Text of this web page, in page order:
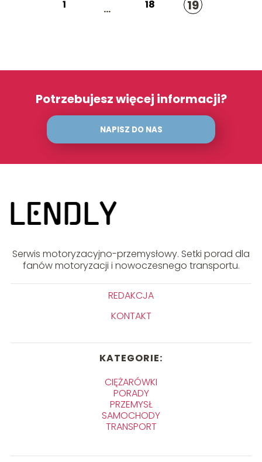
1 ... 18 19
Potrzebujesz więcej informacji?
NAPISZ DO NAS
Serwis motoryzacyjno-przemysłowy. Setki porad dla
fanów motoryzacji i nowoczesnego transportu.
REDAKCJA
KONTAKT
KATEGORIE:
CIĘŻARÓWKI
PORADY
PRZEMYSŁ
SAMOCHODY
TRANSPORT